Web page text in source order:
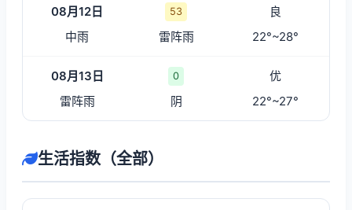
08月12日 53
良
中雨
雷阵雨 22°~28°
08月13日 0
优
雷阵雨
阴 22°~27°
生活指数（全部）